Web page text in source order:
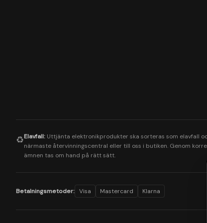
♻️Elavfall: Uttjänta elektronikprodukter ska sorteras som elavfall
närmaste återvinningscentral eller till oss i butiken. Genom
ämnen tas om hand på rätt sätt.
Betalningsmetoder: Visa Mastercard Klarna